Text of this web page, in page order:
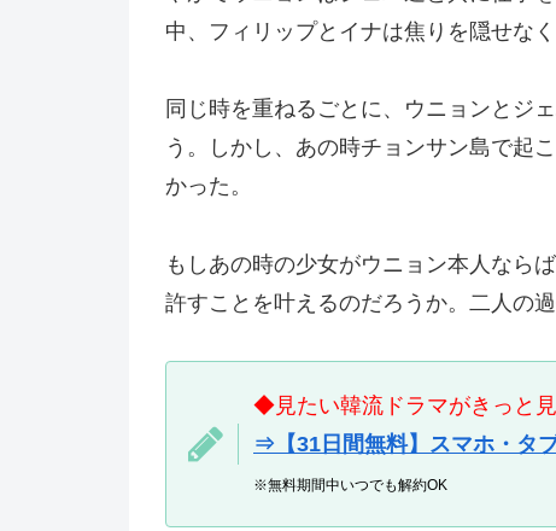
中、フィリップとイナは焦りを隠せな
同じ時を重ねるごとに、ウニョンとジ
う。しかし、あの時チョンサン島で起
かった。
もしあの時の少女がウニョン本人なら
許すことを叶えるのだろうか。二人の
◆見たい韓流ドラマがきっと
⇒【31日間無料】スマホ・タ
※無料期間中いつでも解約OK